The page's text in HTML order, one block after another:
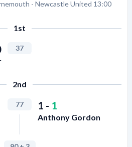
- Newcastle United 13:00
1st
37
2nd
77 1 - 1
Anthony Gordon